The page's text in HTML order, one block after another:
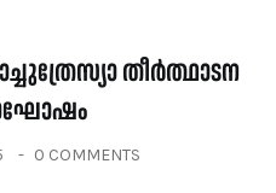
തീർത്ഥാടന
0 COMMENTS